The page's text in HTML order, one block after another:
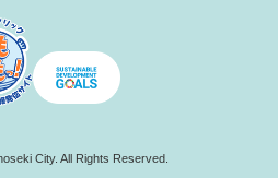
City. All Rights Reserved.